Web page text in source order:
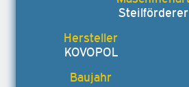
Steilförderer
KOVOPOL